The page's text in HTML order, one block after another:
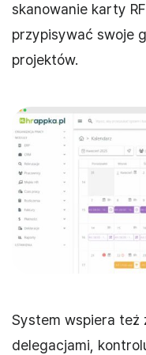
skanowanie karty
przypisywać swoje
projektów.
System wspiera też
delegacjami,